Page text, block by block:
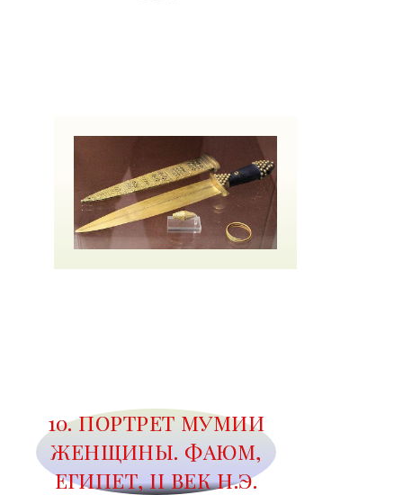
10. ПОРТРЕТ МУМИИ
ЖЕНЩИНЫ. ФАЮМ,
ЕГИПЕТ, II ВЕК Н.Э.